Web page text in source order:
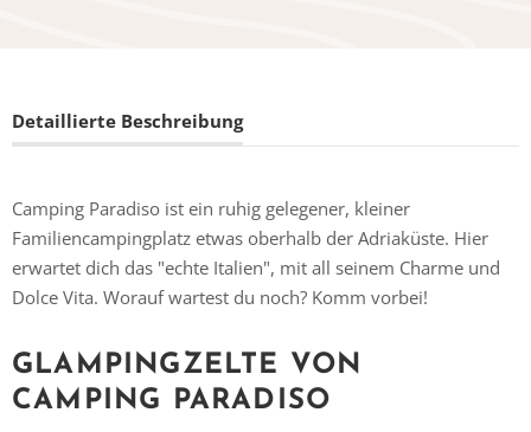
Detaillierte Beschreibung
Camping Paradiso ist ein ruhig gelegener, kleiner
Familiencampingplatz etwas oberhalb der Adriaküste. Hier
erwartet dich das "echte Italien", mit all seinem Charme und
Dolce Vita. Worauf wartest du noch? Komm vorbei!
GLAMPINGZELTE VON
CAMPING PARADISO